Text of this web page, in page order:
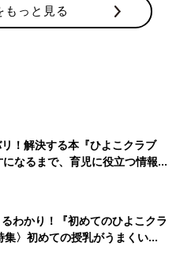
ウェーブ柄と、右側のビッグ
なデザインで、存在感たっぷ
いているため着脱しやすく、
もっと見る
！解決する本『ひよこクラブ
なるまで、育児に役立つ情報が
わかり！『初めてのひよこクラ
集〉初めての授乳がうまくい
の基本と夏のトラブル 解決テ